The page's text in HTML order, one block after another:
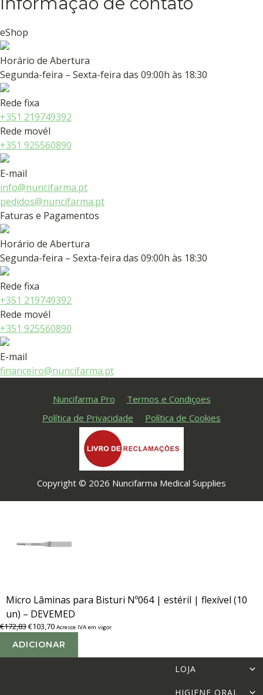
eShop
Horário de Abertura
Segunda-feira – Sexta-feira das 09:00h às 18:30
Rede fixa
+351 219749392
Rede movél
+351 925560890
E-mail
info@nuncifarma.pt
pedidos@nuncifarma.pt
Faturas e Pagamentos
Horário de Abertura
Segunda-feira – Sexta-feira das 09:00h às 18:30
Rede fixa
+351 219749392
Rede movél
+351 925560890
E-mail
financeiro@nuncifarma.pt
Nuncifarma Pro
Termos e Condiçoes
Política de Privacidade
Política de Cookies
Copyright © 2026 Nuncifarma Medical Supplies
Micro Lâminas para Bisturi Nº064 | estéril | flexível (10
un) – DEVEMED
€172,83O
original
era:
€103,70O
atual
é:
Acresce IVA em vigor
ADICIONAR
LOJA
HIGIENE ORAL